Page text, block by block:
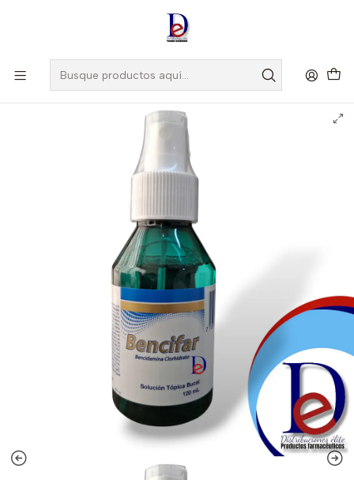
, Si eres nuevo regístrate
BENCIFAR SPRAY X 120 ML -BENCIDAMIDA CLORHIDRATO -
PHARMADES -UBI 10-F